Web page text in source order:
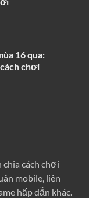
16 qua:
chơi
chia cách chơi
mobile, liên
hấp dẫn khác.